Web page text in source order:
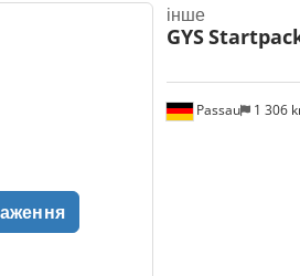
Passau 1 306
інше
GYS